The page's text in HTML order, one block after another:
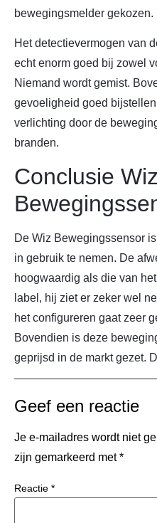
bewegingsmelder gekozen.
Het detectievermogen van
echt enorm goed bij zowel
Niemand wordt gemist.
gevoeligheid goed
verlichting door de
branden.
Conclusie Wiz
De Wiz Bewegingssensor
in gebruik te nemen. De
hoogwaardig als die van
label, hij ziet er zeker wel
het configureren gaat zeer
Bovendien is deze
geprijsd in de markt gezet.
Geef een reactie
Je e-mailadres wordt niet
zijn gemarkeerd met*
Reactie *